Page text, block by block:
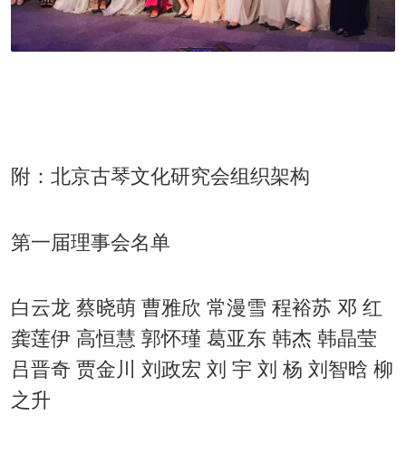
附：北京古琴文化研究会组织架构
第一届理事会名单
白云龙 蔡晓萌 曹雅欣 常漫雪 程裕苏 邓 红
龚莲伊 高恒慧 郭怀瑾 葛亚东 韩杰 韩晶莹
吕晋奇 贾金川 刘政宏 刘 宇 刘 杨 刘智晗 柳
之升